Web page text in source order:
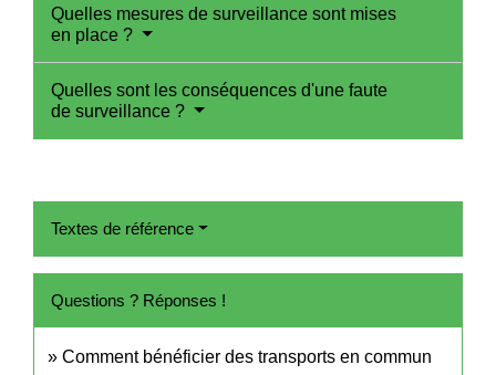
Quelles mesures de surveillance sont mises
en place ?
Quelles sont les conséquences d'une faute
de surveillance ?
Textes de référence
Questions ? Réponses !
Comment bénéficier des transports en commun